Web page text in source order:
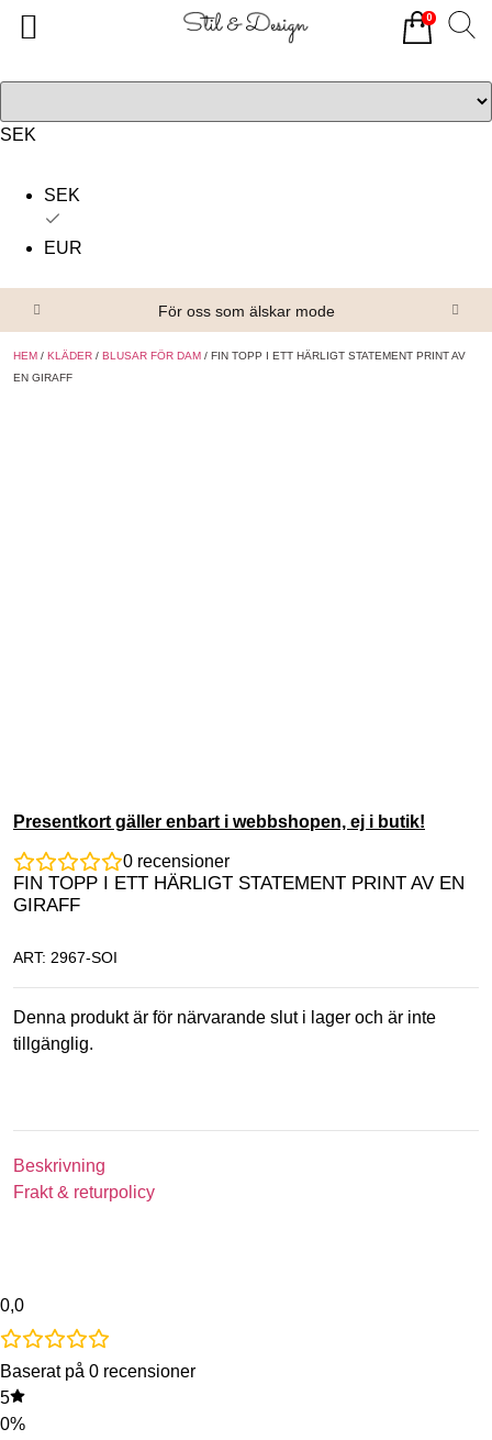
SEK
SEK
EUR
För oss som älskar mode
HEM / KLÄDER / BLUSAR FÖR DAM / FIN TOPP I ETT HÄRLIGT STATEMENT PRINT AV
EN GIRAFF
Presentkort gäller enbart i webbshopen, ej i butik!
0 recensioner
FIN TOPP I ETT HÄRLIGT STATEMENT PRINT AV EN
GIRAFF
ART: 2967-SOI
Denna produkt är för närvarande slut i lager och är inte
tillgänglig.
Beskrivning
Frakt & returpolicy
0,0
Baserat på 0 recensioner
5
0%
0
Alla produkter
Om oss